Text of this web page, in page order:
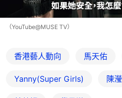
（YouTube@MUSE TV）
香港藝人動向 馬天佑
Yanny(Super Girls) 陳瀅